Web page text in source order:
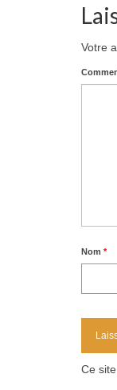
Votre
Nom *
Ce